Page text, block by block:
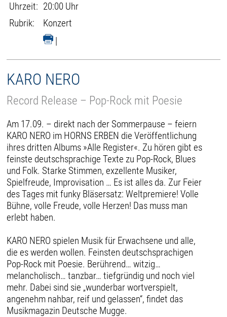
Uhrzeit: 20:00 Uhr
Rubrik:
Konzert
|
KARO NERO
Record Release – Pop-Rock mit Poesie
Am 17.09. – direkt nach der Sommerpause – feiern
KARO NERO im HORNS ERBEN die Veröffentlichung
ihres dritten Albums »Alle Register«. Zu hören gibt es
feinste deutschsprachige Texte zu Pop-Rock, Blues
und Folk. Starke Stimmen, exzellente Musiker,
Spielfreude, Improvisation … Es ist alles da. Zur Feier
des Tages mit funky Bläsersatz: Weltpremiere! Volle
Bühne, volle Freude, volle Herzen! Das muss man
erlebt haben.
KARO NERO spielen Musik für Erwachsene und alle,
die es werden wollen. Feinsten deutschsprachigen
Pop-Rock mit Poesie. Berührend… witzig…
melancholisch… tanzbar… tiefgründig und noch viel
mehr. Dabei sind sie „wunderbar wortverspielt,
angenehm nahbar, reif und gelassen“, findet das
Musikmagazin Deutsche Mugge.